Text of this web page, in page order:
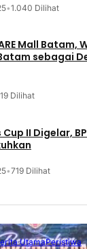
•1.040 Dilihat
Mall Batam,
sebagai
Dilihat
II Digelar,
•719 Dilihat
UtamaPeristiwa